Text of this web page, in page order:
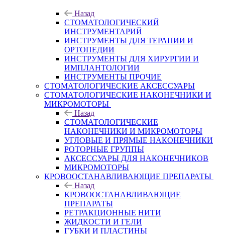
Назад
СТОМАТОЛОГИЧЕСКИЙ
ИНСТРУМЕНТАРИЙ
ИНСТРУМЕНТЫ ДЛЯ ТЕРАПИИ И
ОРТОПЕДИИ
ИНСТРУМЕНТЫ ДЛЯ ХИРУРГИИ И
ИМПЛАНТОЛОГИИ
ИНСТРУМЕНТЫ ПРОЧИЕ
СТОМАТОЛОГИЧЕСКИЕ АКСЕССУАРЫ
СТОМАТОЛОГИЧЕСКИЕ НАКОНЕЧНИКИ И
МИКРОМОТОРЫ
Назад
СТОМАТОЛОГИЧЕСКИЕ
НАКОНЕЧНИКИ И МИКРОМОТОРЫ
УГЛОВЫЕ И ПРЯМЫЕ НАКОНЕЧНИКИ
РОТОРНЫЕ ГРУППЫ
АКСЕССУАРЫ ДЛЯ НАКОНЕЧНИКОВ
МИКРОМОТОРЫ
КРОВООСТАНАВЛИВАЮЩИЕ ПРЕПАРАТЫ
Назад
КРОВООСТАНАВЛИВАЮЩИЕ
ПРЕПАРАТЫ
РЕТРАКЦИОННЫЕ НИТИ
ЖИДКОСТИ И ГЕЛИ
ГУБКИ И ПЛАСТИНЫ